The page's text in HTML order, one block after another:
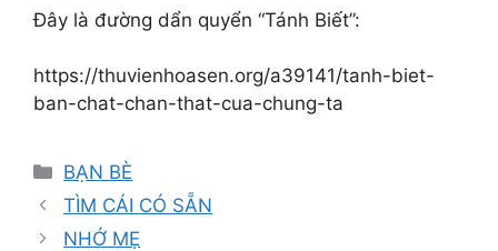
Đây là đường dẩn quyển “Tánh Biết”:
https://thuvienhoasen.org/a39141/tanh-biet-
ban-chat-chan-that-cua-chung-ta
Categories
BẠN BÈ
TÌM CÁI CÓ SẴN
NHỚ MẸ